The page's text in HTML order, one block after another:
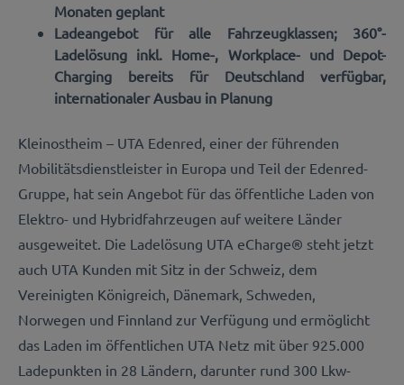
Monaten geplant
Ladeangebot für alle Fahrzeugklassen; 360°-
Ladelösung inkl. Home-, Workplace- und Depot-
Charging bereits für Deutschland verfügbar,
internationaler Ausbau in Planung
Kleinostheim – UTA Edenred, einer der führenden
Mobilitätsdienstleister in Europa und Teil der Edenred-
Gruppe, hat sein Angebot für das öffentliche Laden von
Elektro- und Hybridfahrzeugen auf weitere Länder
ausgeweitet. Die Ladelösung UTA eCharge® steht jetzt
auch UTA Kunden mit Sitz in der Schweiz, dem
Vereinigten Königreich, Dänemark, Schweden,
Norwegen und Finnland zur Verfügung und ermöglicht
das Laden im öffentlichen UTA Netz mit über 925.000
Ladepunkten in 28 Ländern, darunter rund 300 Lkw-